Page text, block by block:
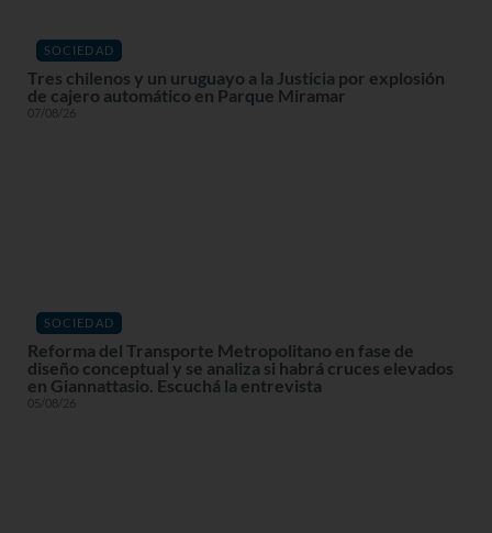
SOCIEDAD
Tres chilenos y un uruguayo a la Justicia por explosión
de cajero automático en Parque Miramar
07/08/26
SOCIEDAD
Reforma del Transporte Metropolitano en fase de
diseño conceptual y se analiza si habrá cruces elevados
en Giannattasio. Escuchá la entrevista
05/08/26